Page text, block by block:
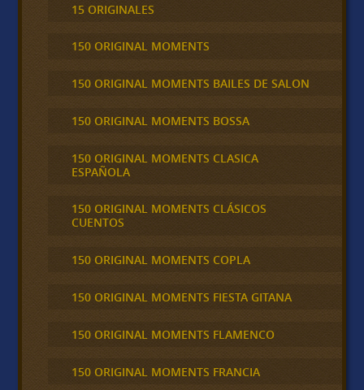
15 ORIGINALES
150 ORIGINAL MOMENTS
150 ORIGINAL MOMENTS BAILES DE SALON
150 ORIGINAL MOMENTS BOSSA
150 ORIGINAL MOMENTS CLASICA
ESPAÑOLA
150 ORIGINAL MOMENTS CLÁSICOS
CUENTOS
150 ORIGINAL MOMENTS COPLA
150 ORIGINAL MOMENTS FIESTA GITANA
150 ORIGINAL MOMENTS FLAMENCO
150 ORIGINAL MOMENTS FRANCIA